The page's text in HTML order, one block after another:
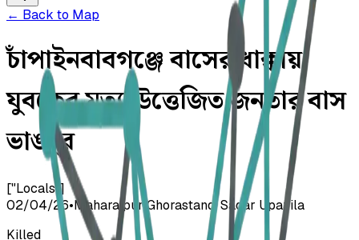
← Back to Map
চাঁপাইনবাবগঞ্জে বাসের ধাক্কায়
যুবকের মৃত্যু, উত্তেজিত জনতার বাস
ভাঙচুর
["Locals"]
02/04/26•Maharajpur Ghorastand, Sadar Upazila
Killed